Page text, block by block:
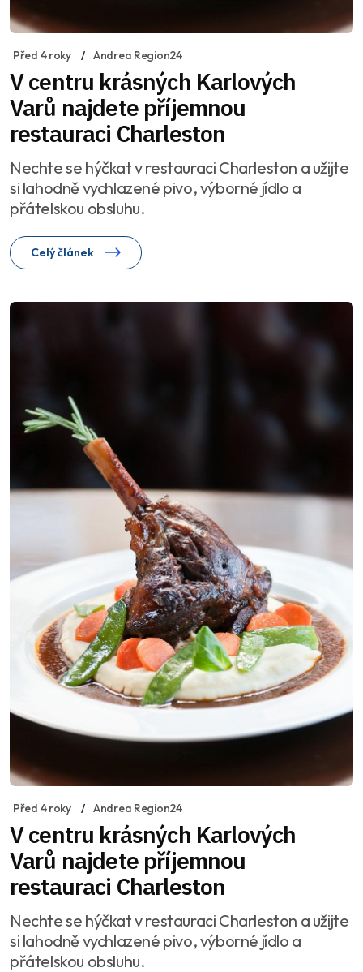
Před 4 roky Andrea Region24
V centru krásných Karlových
Varů najdete příjemnou
restauraci Charleston
Nechte se hýčkat v restauraci Charleston a užijte
si lahodně vychlazené pivo, výborné jídlo a
přátelskou obsluhu.
Celý článek
Před 4 roky Andrea Region24
V centru krásných Karlových
Varů najdete příjemnou
restauraci Charleston
Nechte se hýčkat v restauraci Charleston a užijte
si lahodně vychlazené pivo, výborné jídlo a
přátelskou obsluhu.